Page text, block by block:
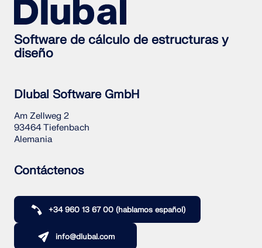
Software de cálculo de estructuras y
diseño
Dlubal Software GmbH
Am Zellweg 2
93464 Tiefenbach
Alemania
Contáctenos
+34 960 13 67 00 (hablamos español)
info@dlubal.com